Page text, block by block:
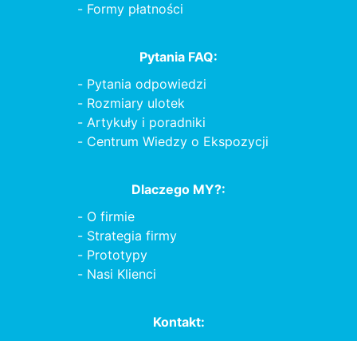
Formy płatności
Pytania FAQ:
Pytania odpowiedzi
Rozmiary ulotek
Artykuły i poradniki
Centrum Wiedzy o Ekspozycji
Dlaczego MY?:
O firmie
Strategia firmy
Prototypy
Nasi Klienci
Kontakt: